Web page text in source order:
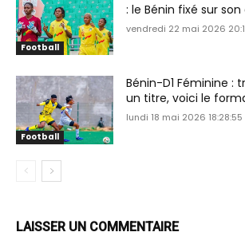
Football
: le Bénin fixé sur
vendredi 22 mai 2026
Football
Bénin-D1 Féminine :
un titre, voici le
lundi 18 mai 2026 18:28:55
LAISSER UN COMMENTAIRE